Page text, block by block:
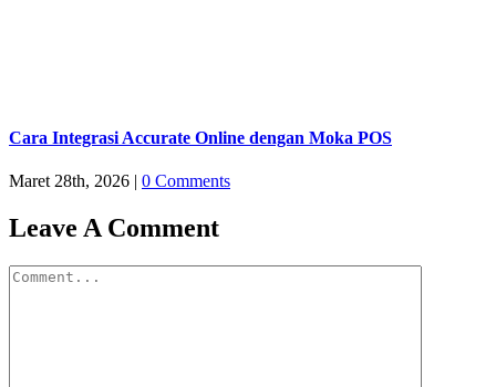
Cara Integrasi Accurate Online dengan Moka POS
Maret 28th, 2026 | 0 Comments
Leave A Comment
Comment